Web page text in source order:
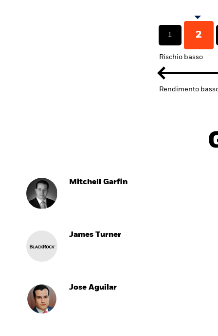
1 2
Rischio basso
Rendimento
Mitchell Garfin
James Turner
Jose Aguilar